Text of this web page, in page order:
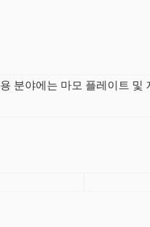
분야에는 마모 플레이트 및